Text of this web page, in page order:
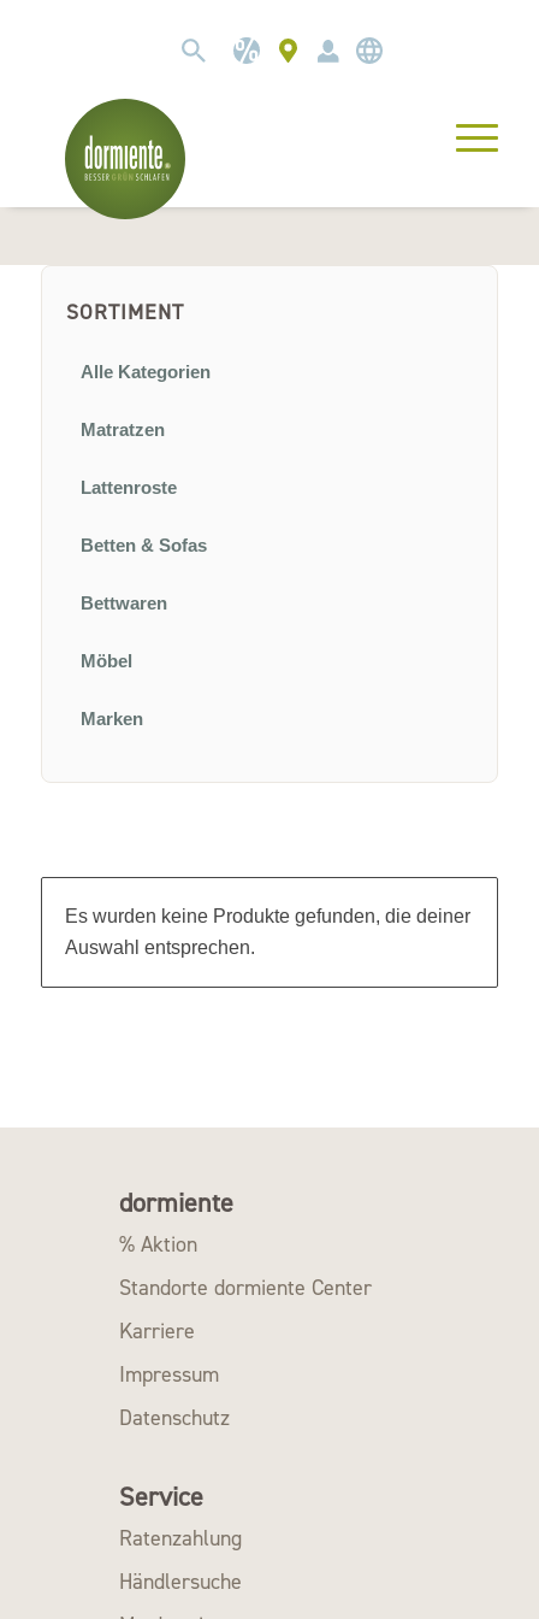
SORTIMENT
Alle Kategorien
Matratzen
Lattenroste
Betten & Sofas
Bettwaren
Möbel
Marken
Es wurden keine Produkte gefunden, die deiner
Auswahl entsprechen.
dormiente
% Aktion
Standorte dormiente Center
Karriere
Impressum
Datenschutz
Service
Ratenzahlung
Händlersuche